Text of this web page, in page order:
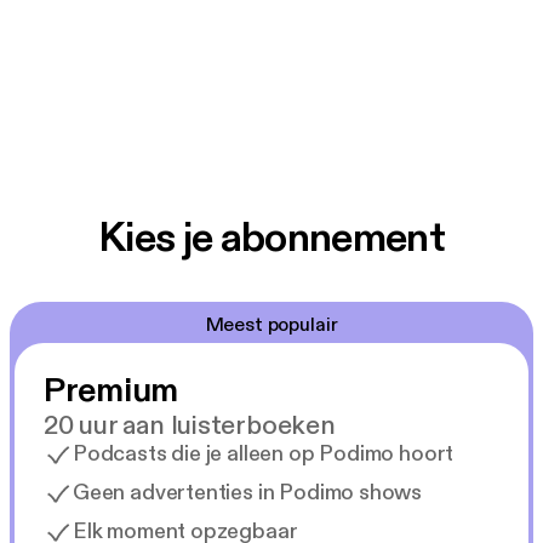
Kies je abonnement
Meest populair
Premium
20 uur aan luisterboeken
Podcasts die je alleen op Podimo hoort
Geen advertenties in Podimo shows
Elk moment opzegbaar